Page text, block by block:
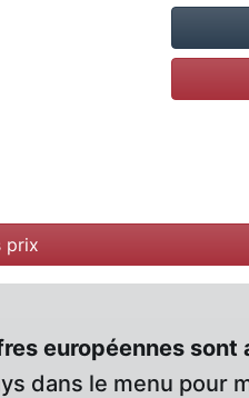
prix
européennes sont
dans le menu pour